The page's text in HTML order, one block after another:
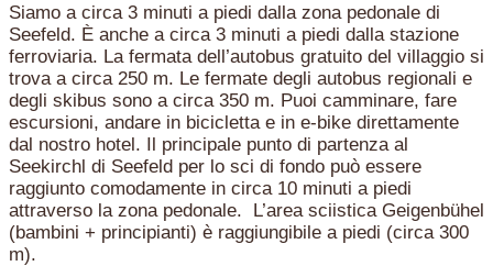
Siamo a circa 3 minuti a piedi dalla zona pedonale di
Seefeld. È anche a circa 3 minuti a piedi dalla stazione
ferroviaria. La fermata dell’autobus gratuito del villaggio si
trova a circa 250 m. Le fermate degli autobus regionali e
degli skibus sono a circa 350 m. Puoi camminare, fare
escursioni, andare in bicicletta e in e-bike direttamente
dal nostro hotel. Il principale punto di partenza al
Seekirchl di Seefeld per lo sci di fondo può essere
raggiunto comodamente in circa 10 minuti a piedi
attraverso la zona pedonale. L’area sciistica Geigenbühel
(bambini + principianti) è raggiungibile a piedi (circa 300
m).